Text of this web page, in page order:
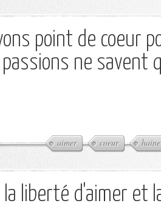
point de coeur
passions ne savent
aimer coeur haine
la liberté d'aimer et